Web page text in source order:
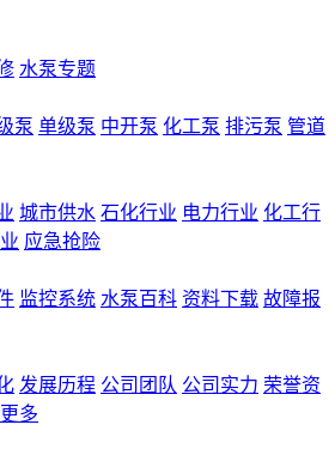
水泵专题
泵 单级泵 中开泵 化工泵 排污泵 管道
城市供水 石化行业 电力行业 化工行
应急抢险
监控系统 水泵百科 资料下载 故障报
发展历程 公司团队 公司实力 荣誉资
多